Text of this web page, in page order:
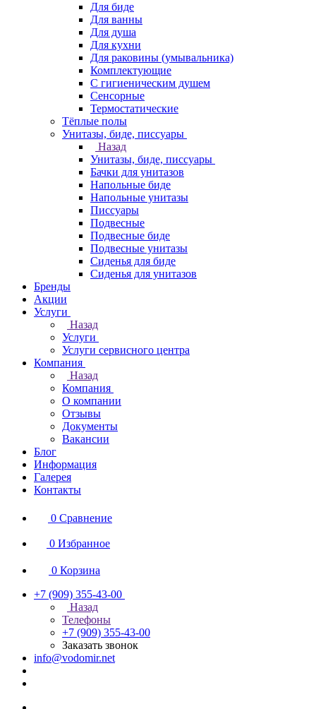
Для биде
Для ванны
Для душа
Для кухни
Для раковины (умывальника)
Комплектующие
С гигиеническим душем
Сенсорные
Термостатические
Тёплые полы
Унитазы, биде, писсуары
Назад
Унитазы, биде, писсуары
Бачки для унитазов
Напольные биде
Напольные унитазы
Писсуары
Подвесные
Подвесные биде
Подвесные унитазы
Сиденья для биде
Сиденья для унитазов
Бренды
Акции
Услуги
Назад
Услуги
Услуги сервисного центра
Компания
Назад
Компания
О компании
Отзывы
Документы
Вакансии
Блог
Информация
Галерея
Контакты
0 Сравнение
0 Избранное
0 Корзина
+7 (909) 355-43-00
Назад
Телефоны
+7 (909) 355-43-00
Заказать звонок
info@vodomir.net